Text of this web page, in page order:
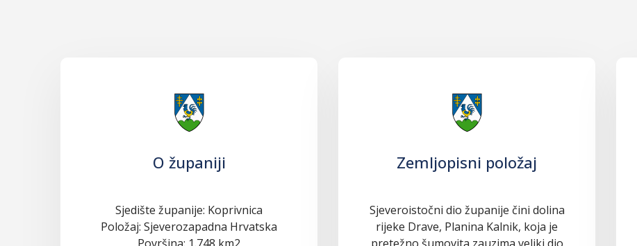
O županiji
Sjedište županije: Koprivnica
Položaj: Sjeverozapadna Hrvatska
Površina: 1.748 km2
Zemljopisni položaj
Sjeveroistočni dio županije čini dolina
rijeke Drave, Planina Kalnik, koja je
pretežno šumovita zauzima veliki dio